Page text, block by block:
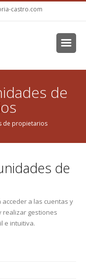
castro.com
de
de propietarios
de
acceder a las cuentas y
realizar gestiones
e intuitiva.